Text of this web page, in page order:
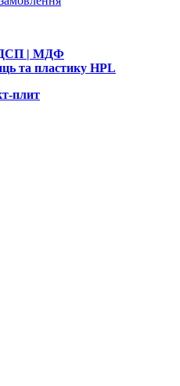
ДСП | МДФ
та пластику HPL
плит